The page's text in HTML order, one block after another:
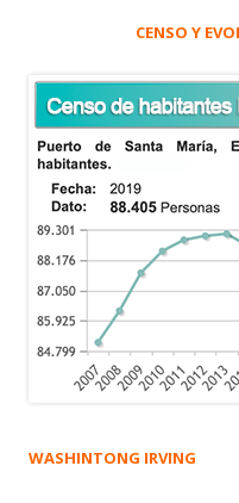
CENSO Y
WASHINTONG IRVING